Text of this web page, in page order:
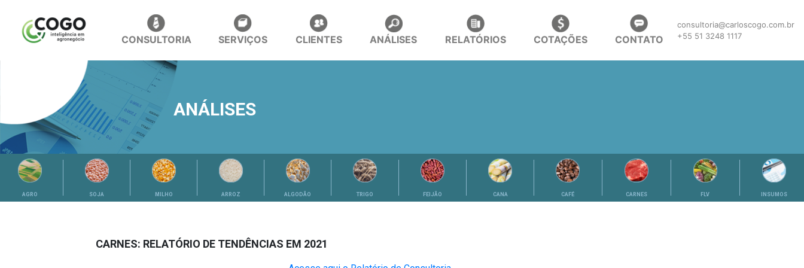
CONSULTORIA SERVIÇOS CLIENTES ANÁLISES RELATÓRIOS COTAÇÕES CONTATO
consultoria@carloscogo.com.br
+55 51 3248 1117
ANÁLISES
AGRO SOJA MILHO ARROZ ALGODÃO TRIGO FEIJÃO CANA CAFÉ CARNES FLV INSUMOS
CARNES: RELATÓRIO DE TENDÊNCIAS EM 2021